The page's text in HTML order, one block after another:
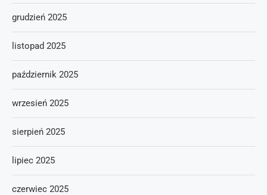
grudzień 2025
listopad 2025
październik 2025
wrzesień 2025
sierpień 2025
lipiec 2025
czerwiec 2025